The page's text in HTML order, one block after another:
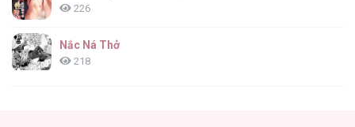
226
Nắc Ná Thở
218